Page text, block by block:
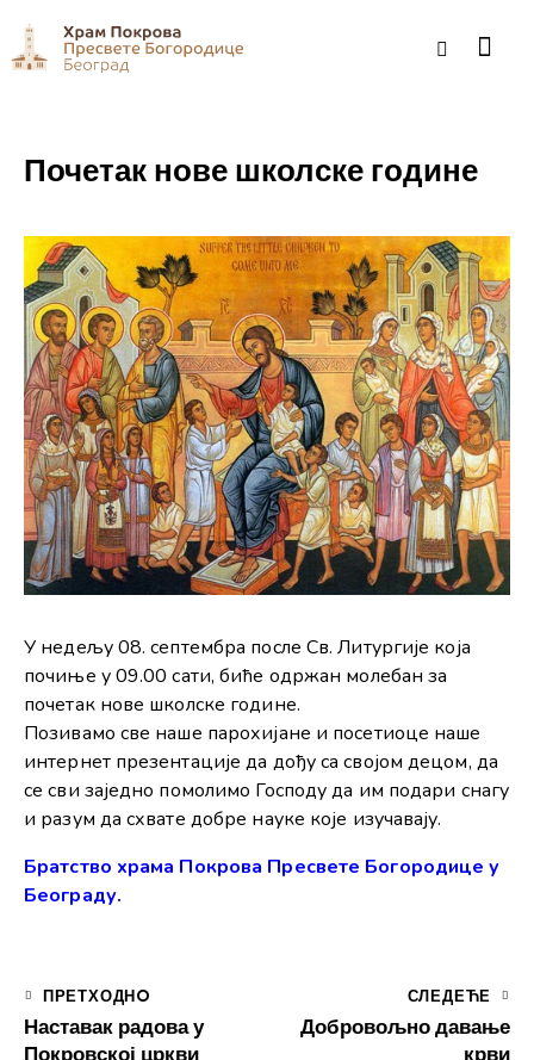
Почетак нове школске године
У недељу 08. септембра после Св. Литургије која
почиње у 09.00 сати, биће одржан молебан за
почетак нове школске године.
Позивамо све наше парохијане и посетиоце наше
интернет презентације да дођу са својом децом, да
се сви заједно помолимо Господу да им подари снагу
и разум да схвате добре науке које изучавају.
Братство храма Покрова Пресвете Богородице у
Београду.
ПРЕТХОДНO
Наставак радова у
Покровској цркви
СЛЕДЕЋЕ
Добровољно давање
крви